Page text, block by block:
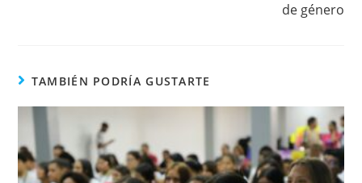
de género
TAMBIÉN PODRÍA GUSTARTE